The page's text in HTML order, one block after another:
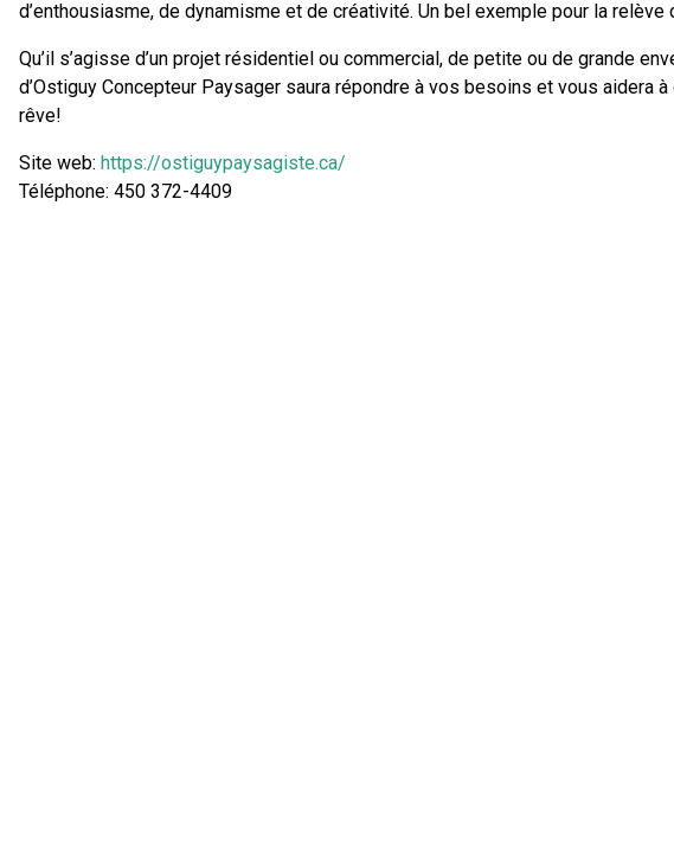
d’enthousiasme, de dynamisme et de créativité. Un bel exemple pour la relève
Qu’il s’agisse d’un projet résidentiel ou commercial, de petite ou de grande
d’Ostiguy Concepteur Paysager saura répondre à vos besoins et vous aidera
rêve!
Site web: https://ostiguypaysagiste.ca/
Téléphone: 450 372-4409